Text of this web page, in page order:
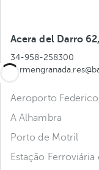
Acera del Darro
34-958-258300
Aeroporto
A Alhambra
Porto de Motril
Estação Ferroviária